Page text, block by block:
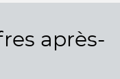
après-